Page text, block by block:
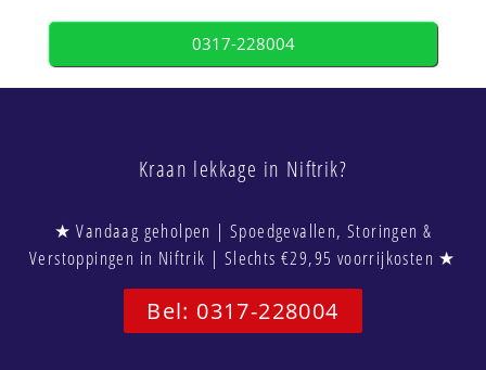
0317-228004
Kraan lekkage in Niftrik?
★ Vandaag geholpen | Spoedgevallen, Storingen &
Verstoppingen in Niftrik | Slechts €29,95 voorrijkosten ★
Bel: 0317-228004